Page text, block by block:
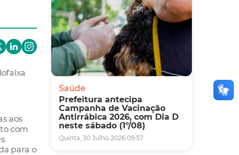
aos
com
para o
Saúde
Prefeitura antecipa
Campanha de Vacinação
Antirrábica 2026, com Dia D
neste sábado (1º/08)
Quinta, 30 Julho 2026 09:57